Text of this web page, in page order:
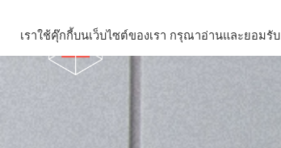
เราใช้คุ๊กกี้บนเว็บไซต์ของเรา กรุณาอ่านและยอมรับ